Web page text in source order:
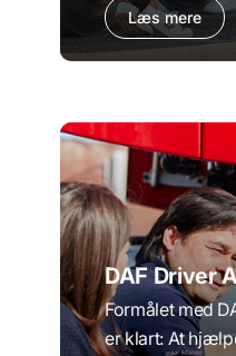
Læs mere
DAF Driver
Formålet med
er klart: At